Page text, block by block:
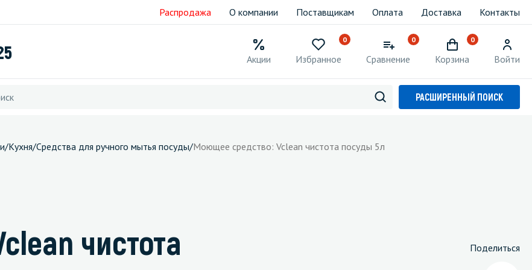
Распродажа О компании Поставщикам Оплата Доставка Контакты
Акции
0
Избранное
0
Сравнение
0
Корзина Войти
РАСШИРЕННЫЙ ПОИСК
/Кухня/Средства для ручного мытья посуды/Моющее средство: Vclean чистота посуды 5л
Поделиться
чистота